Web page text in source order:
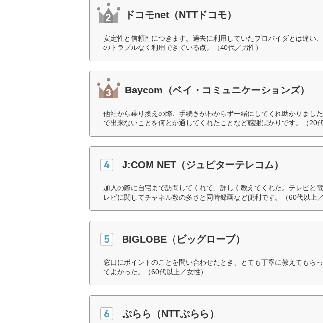
ドコモnet（NTTドコモ）
安定性と信頼性につきます。過去に利用していたプロバイダとは違い
のトラブルなく利用できている点。（40代／男性）
Baycom（ベイ・コミュニケーションズ）
他社から乗り換えの際、手続きがわからず一緒にしてくれ助かりまし
で出来ないことを何とか通してくれたことなど感謝ばかりです。（20代
J:COM NET（ジュピターテレコム）
加入の際に自宅まで訪問してくれて、詳しく教えてくれた。テレビと
レビに関してチャネル数の多さと同時録画など便利です。（60代以上／
BIGLOBE（ビッグローブ）
窓口にポイントのことを問い合わせたとき、とても丁寧に教えてもら
てよかった。（60代以上／女性）
ぷらら（NTTぷらら）